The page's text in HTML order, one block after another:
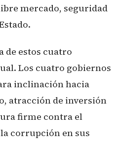
mercado, seguridad
de estos cuatro
Los cuatro gobiernos
inclinación hacia
atracción de inversión
firme contra el
corrupción en sus